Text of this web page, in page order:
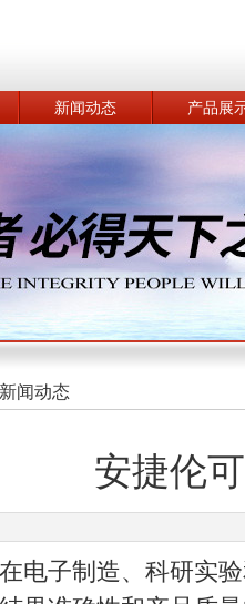
新闻动态 产品展
新闻动态
安捷伦
在电子制造、科研实